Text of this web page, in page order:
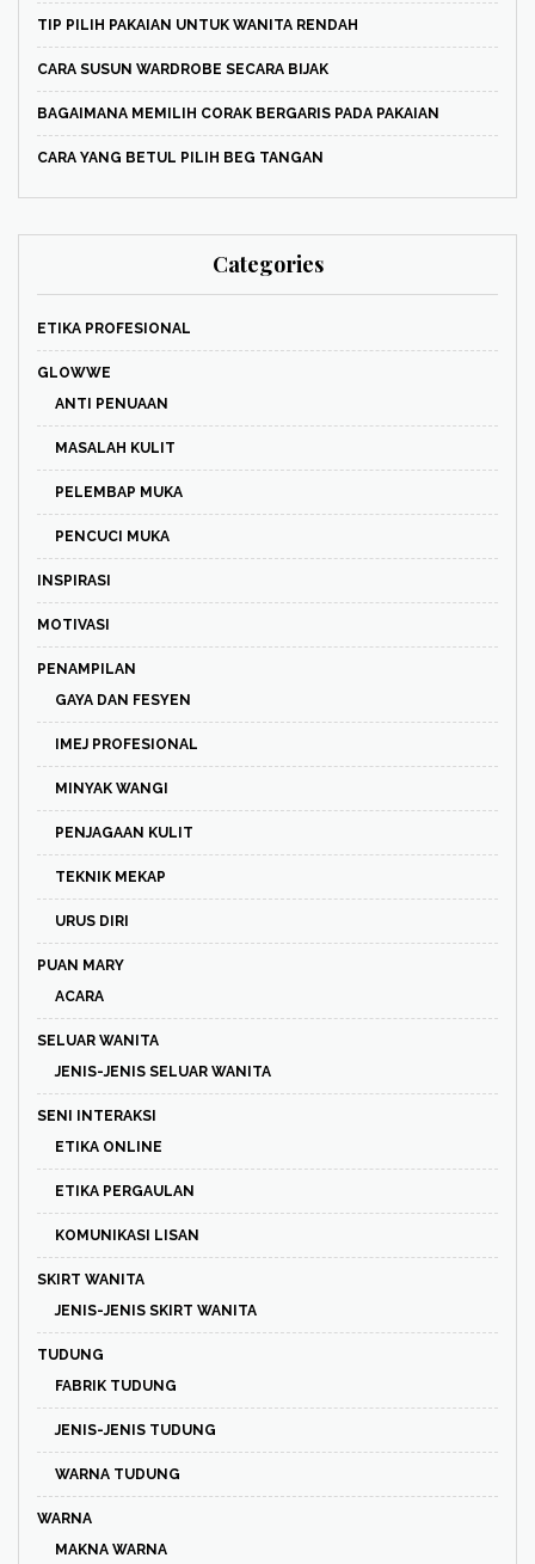
TIP PILIH PAKAIAN UNTUK WANITA RENDAH
CARA SUSUN WARDROBE SECARA BIJAK
BAGAIMANA MEMILIH CORAK BERGARIS PADA PAKAIAN
CARA YANG BETUL PILIH BEG TANGAN
Categories
ETIKA PROFESIONAL
GLOWWE
ANTI PENUAAN
MASALAH KULIT
PELEMBAP MUKA
PENCUCI MUKA
INSPIRASI
MOTIVASI
PENAMPILAN
GAYA DAN FESYEN
IMEJ PROFESIONAL
MINYAK WANGI
PENJAGAAN KULIT
TEKNIK MEKAP
URUS DIRI
PUAN MARY
ACARA
SELUAR WANITA
JENIS-JENIS SELUAR WANITA
SENI INTERAKSI
ETIKA ONLINE
ETIKA PERGAULAN
KOMUNIKASI LISAN
SKIRT WANITA
JENIS-JENIS SKIRT WANITA
TUDUNG
FABRIK TUDUNG
JENIS-JENIS TUDUNG
WARNA TUDUNG
WARNA
MAKNA WARNA